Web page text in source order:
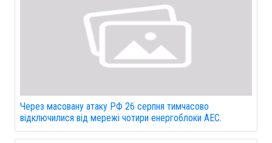
Через масовану атаку РФ 26 серпня тимчасово
відключилися від мережі чотири енергоблоки АЕС.